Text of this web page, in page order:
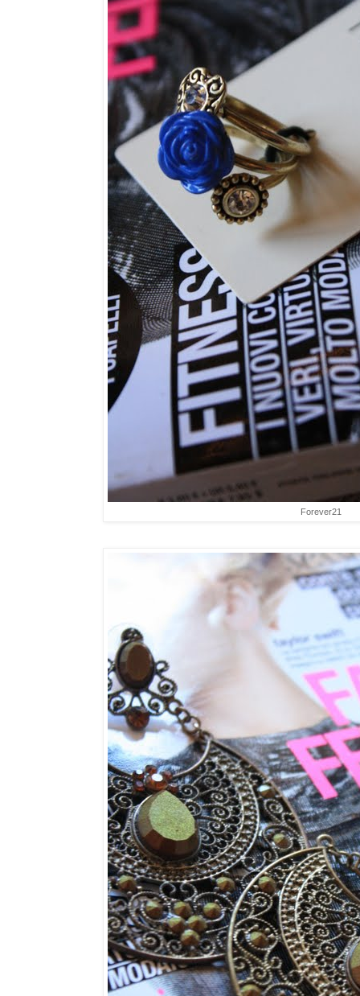
Forever21